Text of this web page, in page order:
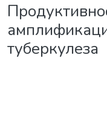
туберкулеза